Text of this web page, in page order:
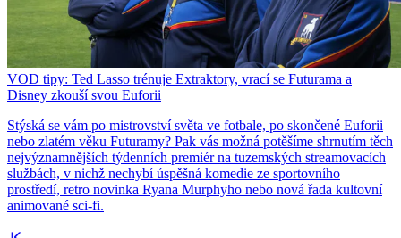
VOD tipy: Ted Lasso trénuje Extraktory, vrací se Futurama a
Disney zkouší svou Euforii
Stýská se vám po mistrovství světa ve fotbale, po skončené Euforii
nebo zlatém věku Futuramy? Pak vás možná potěšíme shrnutím těch
nejvýznamnějších týdenních premiér na tuzemských streamovacích
službách, v nichž nechybí úspěšná komedie ze sportovního
prostředí, retro novinka Ryana Murphyho nebo nová řada kultovní
animované sci-fi.